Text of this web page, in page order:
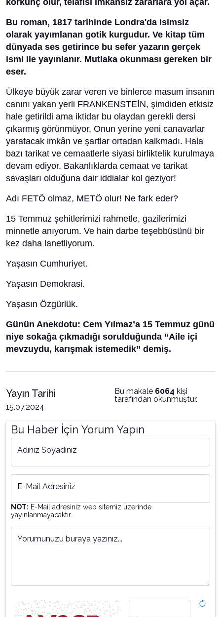
korkunç olur, telafisi imkânsız zararlara yol açar.
Bu roman, 1817 tarihinde Londra'da isimsiz
olarak yayımlanan gotik kurgudur. Ve kitap tüm
dünyada ses getirince bu sefer yazarın gerçek
ismi ile yayınlanır. Mutlaka okunması gereken bir
eser.
Ülkeye büyük zarar veren ve binlerce masum insanın
canını yakan yerli FRANKENSTEİN, şimdiden etkisiz
hale getirildi ama iktidar bu olaydan gerekli dersi
çıkarmış görünmüyor. Onun yerine yeni canavarlar
yaratacak imkân ve şartlar ortadan kalkmadı. Hala
bazı tarikat ve cemaatlerle siyasi birliktelik kurulmaya
devam ediyor. Bakanlıklarda cemaat ve tarikat
savaşları olduğuna dair iddialar kol geziyor!
Adı FETÖ olmaz, METÖ olur! Ne fark eder?
15 Temmuz şehitlerimizi rahmetle, gazilerimizi
minnetle anıyorum. Ve hain darbe teşebbüsünü bir
kez daha lanetliyorum.
Yaşasın Cumhuriyet.
Yaşasın Demokrasi.
Yaşasın Özgürlük.
Günün Anekdotu: Cem Yılmaz’a 15 Temmuz günü
niye sokağa çıkmadığı sorulduğunda “Aile içi
mevzuydu, karışmak istemedik” demiş.
Yayın Tarihi
15.07.2024
Bu makale 6064 kişi
tarafından okunmuştur.
Bu Haber İçin Yorum Yapın
Adınız Soyadınız
E-Mail Adresiniz
NOT: E-Mail adresiniz web sitemiz üzerinde
yayınlanmayacaktır.
Yorumunuzu buraya yazınız...